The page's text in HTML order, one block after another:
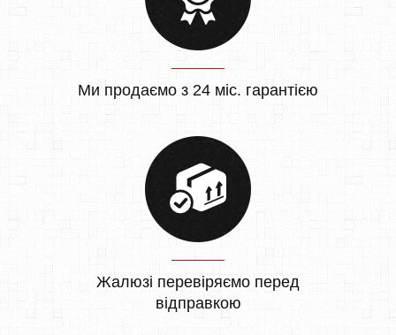
Ми продаємо з 24 міс. гарантією
Жалюзі перевіряємо перед
відправкою